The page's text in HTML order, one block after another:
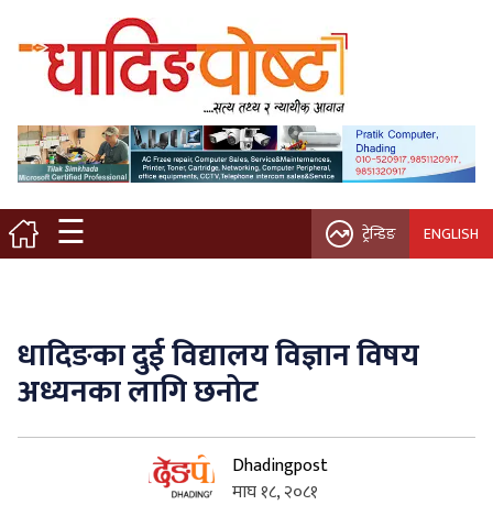
☰
मुख्य पृष्ठ
स्थानीय समाचार
विचार / ब्लग
नगर/गाउँ पालिका
कृषि/सहकारी
साहित्य / संस्कृति
ट्रेन्डिङ ENGLISH
धादिङका दुई विद्यालय विज्ञान विषय
अध्यनका लागि छनोट
Dhadingpost
माघ १८, २०८१